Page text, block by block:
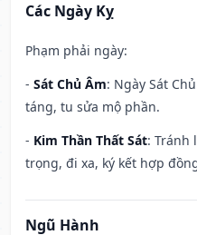
Các Ngày Kỵ
Phạm phải ngày:
- Sát Chủ Âm: Ngày Sát
táng, tu sửa mộ phần.
- Kim Thần Thất Sát: Tránh
trọng, đi xa, ký kết hợp
Ngũ Hành